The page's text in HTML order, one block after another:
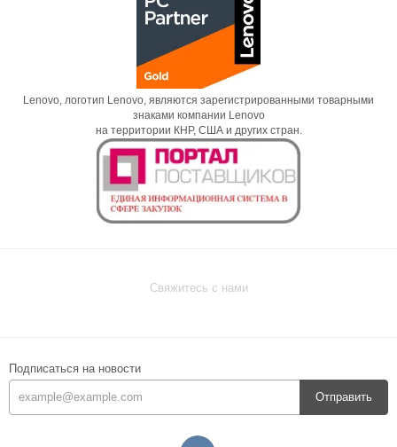
Lenovo, логотип Lenovo, являются зарегистрированными товарными
знаками компании Lenovo
на территории КНР, США и других стран.
Свяжитесь с нами
Подписаться на новости
Отправить